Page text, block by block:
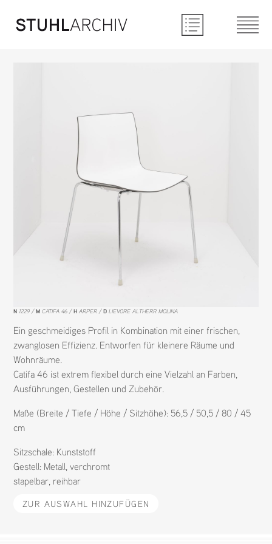
N 1229 M CATIFA 46 H ARPER D LIEVORE ALTHERR MOLINA
Ein geschmeidiges Profil in Kombination mit einer frischen,
zwanglosen Effizienz. Entworfen für kleinere Räume und
Wohnräume.
Catifa 46 ist extrem flexibel durch eine Vielzahl an Farben,
Ausführungen, Gestellen und Zubehör.
Maße (Breite / Tiefe / Höhe / Sitzhöhe): 56,5 / 50,5 / 80 / 45
cm
Sitzschale: Kunststoff
Gestell: Metall,verchromt
stapelbar, reihbar